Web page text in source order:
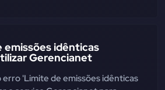
emissões idênticas
Gerencianet
erro 'Limite de emissões idênticas